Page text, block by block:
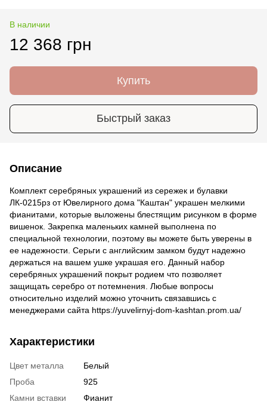
В наличии
12 368 грн
Купить
Быстрый заказ
Описание
Комплект серебряных украшений из сережек и булавки
ЛК-0215рз от Ювелирного дома "Каштан" украшен мелкими
фианитами, которые выложены блестящим рисунком в форме
вишенок. Закрепка маленьких камней выполнена по
специальной технологии, поэтому вы можете быть уверены в
ее надежности. Серьги с английским замком будут надежно
держаться на вашем ушке украшая его. Данный набор
серебряных украшений покрыт родием что позволяет
защищать серебро от потемнения. Любые вопросы
относительно изделий можно уточнить связавшись с
менеджерами сайта https://yuvelirnyj-dom-kashtan.prom.ua/
Характеристики
Цвет металла
Белый
Проба
925
Камни вставки
Фианит